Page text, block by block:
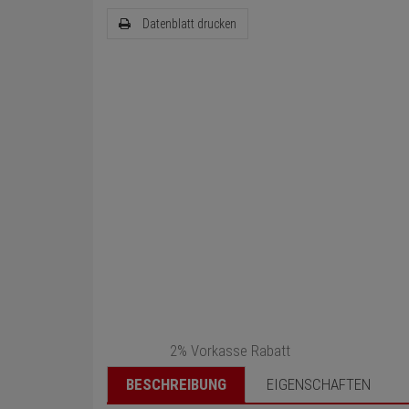
Datenblatt drucken
2% Vorkasse Rabatt
BESCHREIBUNG
EIGENSCHAFTEN